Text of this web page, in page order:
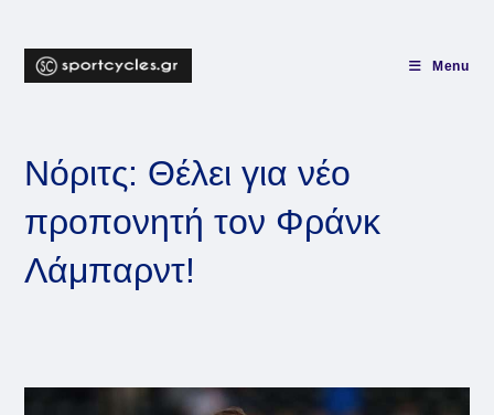
content
Menu
Νόριτς: Θέλει για νέο
προπονητή τον Φράνκ
Λάμπαρντ!